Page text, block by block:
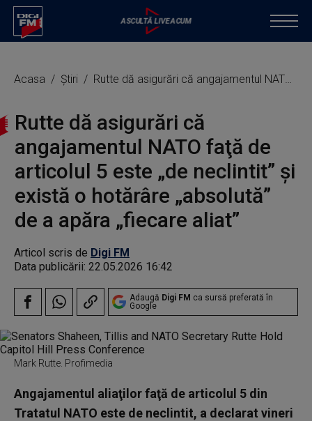
Acasa Știri Rutte dă asigurări că angajamentul NATO faţă de articolul 5 este „de neclintit” şi există o hotărâre „absolută” de a apăra „fiecare aliat”
Rutte dă asigurări că
angajamentul NATO faţă de
articolul 5 este „de neclintit” şi
există o hotărâre „absolută”
de a apăra „fiecare aliat”
Articol scris de Digi FM
Data publicării: 22.05.2026 16:42
Adaugă Digi FM ca sursă preferată în
Google
Mark Rutte. Profimedia
Angajamentul aliaţilor faţă de articolul 5 din
Tratatul NATO este de neclintit, a declarat vineri